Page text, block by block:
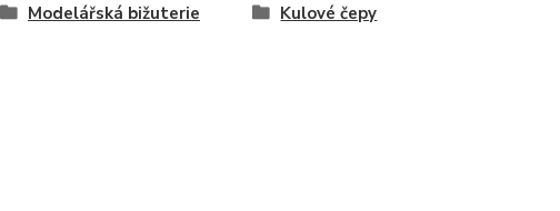
Modelářská bižuterie Kulové čepy